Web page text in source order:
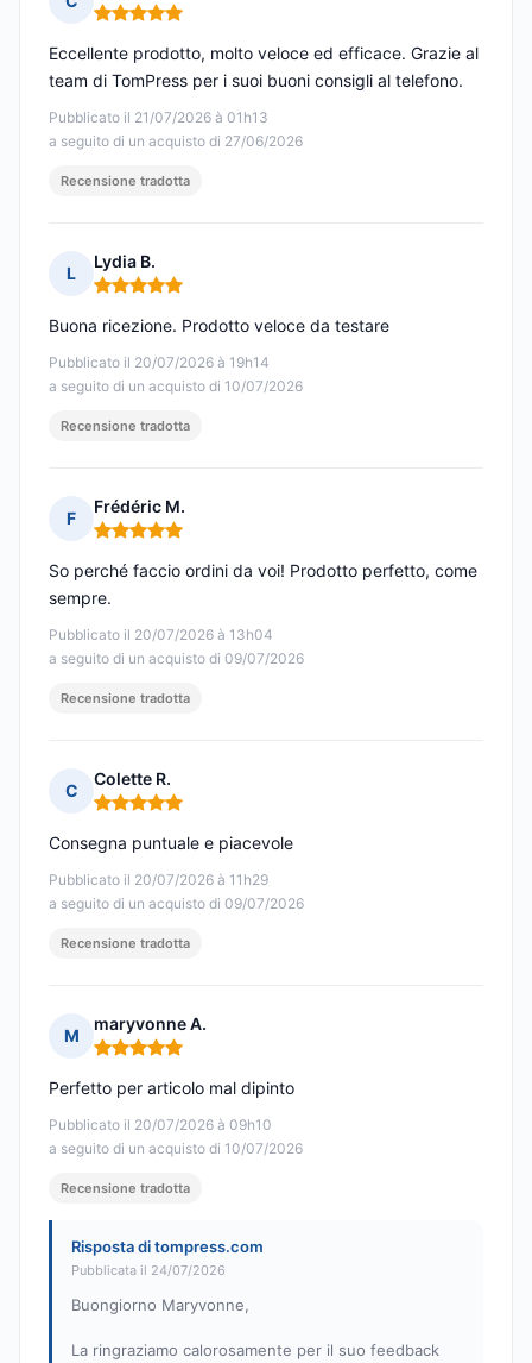
Nota: 5 su 5
Pubblicato il 21/07/2026 à 01h13
a seguito di un acquisto di 27/06/2026
Eccellente prodotto, molto veloce ed efficace. Grazie al
team di TomPress per i suoi buoni consigli al telefono.
Recensione tradotta
L
Lydia B.
Nota: 5 su 5
Pubblicato il 20/07/2026 à 19h14
a seguito di un acquisto di 10/07/2026
Buona ricezione. Prodotto veloce da testare
Recensione tradotta
F
Frédéric M.
Nota: 5 su 5
Pubblicato il 20/07/2026 à 13h04
a seguito di un acquisto di 09/07/2026
So perché faccio ordini da voi! Prodotto perfetto, come
sempre.
Recensione tradotta
C
Colette R.
Nota: 5 su 5
Pubblicato il 20/07/2026 à 11h29
a seguito di un acquisto di 09/07/2026
Consegna puntuale e piacevole
Recensione tradotta
M
maryvonne A.
Nota: 5 su 5
Pubblicato il 20/07/2026 à 09h10
a seguito di un acquisto di 10/07/2026
Perfetto per articolo mal dipinto
Recensione tradotta
Risposta di tompress.com
Pubblicata il 24/07/2026
Buongiorno Maryvonne,
La ringraziamo calorosamente per il suo feedback